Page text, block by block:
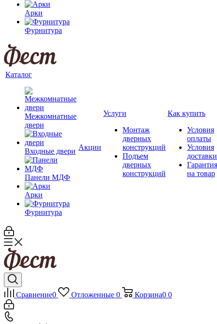
Арки
Фурнитура
Каталог
Межкомнатные
двери
Входные двери
Панели МДФ
Арки
Фурнитура
Акции
Услуги
Монтаж
дверных
конструкций
Подъем
дверных
конструкций
Как купить
Условия
оплаты
Условия
доставки
Гарантия
на товар
Сравнение0 Отложенные 0 Корзина0 0